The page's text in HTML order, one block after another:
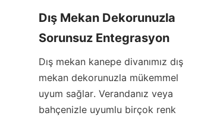
Dış Mekan Dekorunuzla
Sorunsuz Entegrasyon
Dış mekan kanepe divanımız dış
mekan dekorunuzla mükemmel
uyum sağlar. Verandanız veya
bahçenizle uyumlu birçok renk